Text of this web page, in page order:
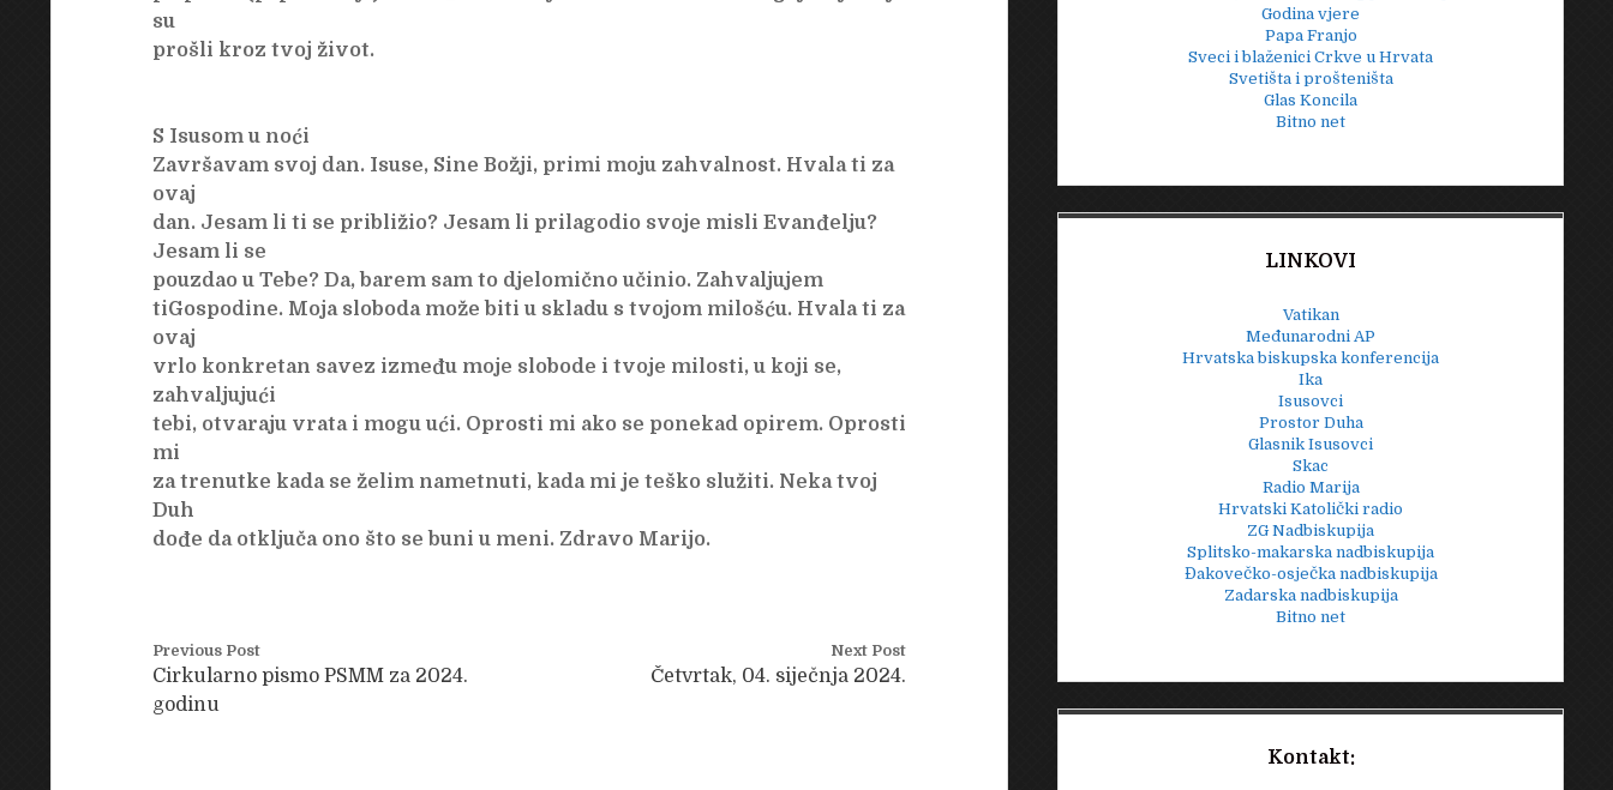
su
prošli kroz tvoj život.
S Isusom u noći
Završavam svoj dan. Isuse, Sine Božji, primi moju zahvalnost. Hvala ti za
ovaj
dan. Jesam li ti se približio? Jesam li prilagodio svoje misli Evanđelju?
Jesam li se
pouzdao u Tebe? Da, barem sam to djelomično učinio. Zahvaljujem
tiGospodine. Moja sloboda može biti u skladu s tvojom milošću. Hvala ti za
ovaj
vrlo konkretan savez između moje slobode i tvoje milosti, u koji se,
zahvaljujući
tebi, otvaraju vrata i mogu ući. Oprosti mi ako se ponekad opirem. Oprosti
mi
za trenutke kada se želim nametnuti, kada mi je teško služiti. Neka tvoj
Duh
dođe da otključa ono što se buni u meni. Zdravo Marijo.
Previous Post
Cirkularno pismo PSMM za 2024.
godinu
Next Post
Četvrtak, 04. siječnja 2024.
Godina vjere
Papa Franjo
Sveci i blaženici Crkve u Hrvata
Svetišta i prošteništa
Glas Koncila
Bitno net
LINKOVI
Vatikan
Međunarodni AP
Hrvatska biskupska konferencija
Ika
Isusovci
Prostor Duha
Glasnik Isusovci
Skac
Radio Marija
Hrvatski Katolički radio
ZG Nadbiskupija
Splitsko-makarska nadbiskupija
Đakovečko-osječka nadbiskupija
Zadarska nadbiskupija
Bitno net
Kontakt: